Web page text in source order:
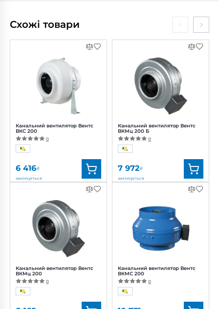
Схожі товари
Канальний вентилятор Вентс
ВКС 200
0
6 416₴
закінчується
Вентс
Артикул: 0687839805
Діаметр:
200 мм
Потужність:
166 Вт
Рівень
шуму:
Канальний вентилятор Вентс
ВКМц 200
0
Канальний вентилятор Вентс
ВКМц 200 Б
0
7 972₴
закінчується
Вентс
Артикул: 0688338293
Діаметр:
200 мм
Потужність:
130 Вт
Рівень
шуму:
Канальний вентилятор Вентс
ВКМС 200
0